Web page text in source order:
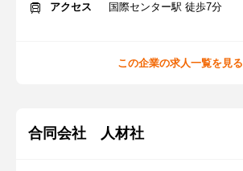
アクセス
国際センター駅 徒歩7分
この企業の求人一覧を見る
合同会社 人材社